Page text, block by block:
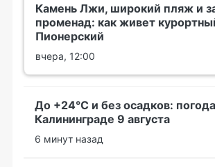
Камень Лжи, широкий пляж и
променад: как живет
Пионерский
вчера, 12:00
До +24°С и без осадков:
Калининграде 9 августа
6 минут назад